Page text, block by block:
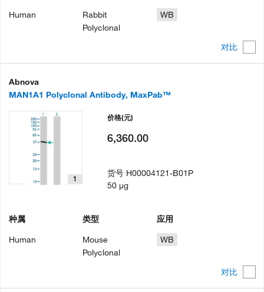
对比
Human
Rabbit
Polyclonal
WB
Abnova
MAN1A1 Polyclonal Antibody, MaxPab™
对比
1
种属
Human
类型
Mouse
Polyclonal
应用
WB
价格(元)
6,360.00
货号 H00004121-B01P
50 µg